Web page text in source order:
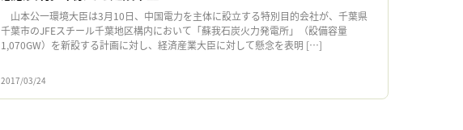
山本公一環境大臣は3月10日、中国電力を主体に設立する特別目的会社が、千葉県
千葉市のJFEスチール千葉地区構内において「蘇我石炭火力発電所」（設備容量
1,070GW）を新設する計画に対し、経済産業大臣に対して懸念を表明 […]
2017/03/24